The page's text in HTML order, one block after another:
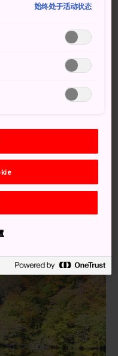
線，步行約 1 小時 10
。若你想更認真地健
山頂。
始终处于活动状态